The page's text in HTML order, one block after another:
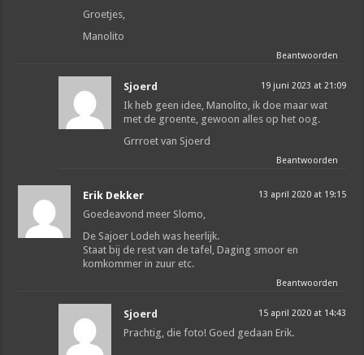
Groetjes,
Manolito
Beantwoorden
Sjoerd 19 juni 2023 at 21:09
Ik heb geen idee, Manolito, ik doe maar wat
met de groente, gewoon alles op het oog.
Grrroet van Sjoerd
Beantwoorden
Erik Dekker 13 april 2020 at 19:15
Goedeavond meer Slomo,
De Sajoer Lodeh was heerlijk.
Staat bij de rest van de tafel, Daging smoor en
komkommer in zuur etc.
Beantwoorden
Sjoerd 15 april 2020 at 14:43
Prachtig, die foto! Goed gedaan Erik.